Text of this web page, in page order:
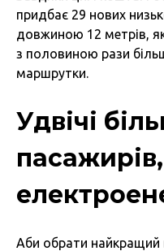
придбає 29 нових
довжиною 12 метрів,
з половиною рази
маршрутки.
Удвічі
Аби обрати найкращий